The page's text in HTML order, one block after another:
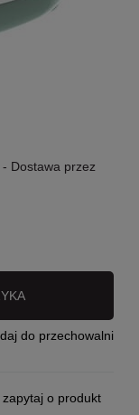
- Dostawa przez
do przechowalni
zapytaj o produkt